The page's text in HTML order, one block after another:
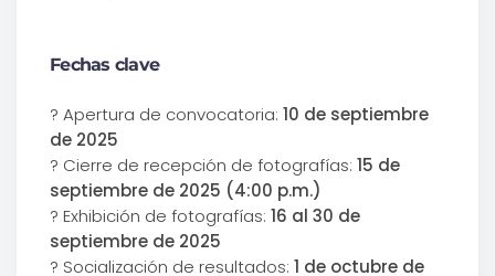
Fechas clave
? Apertura de convocatoria: 10 de septiembre
de 2025
? Cierre de recepción de fotografías: 15 de
septiembre de 2025 (4:00 p.m.)
? Exhibición de fotografías: 16 al 30 de
septiembre de 2025
? Socialización de resultados: 1 de octubre de